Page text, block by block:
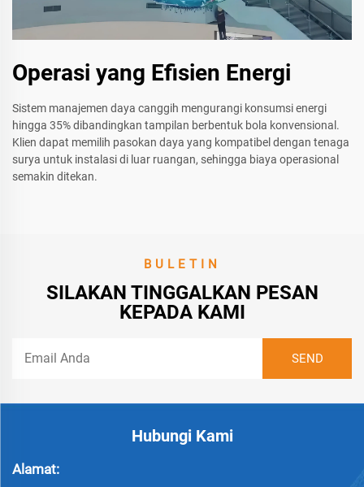
Operasi yang Efisien Energi
Sistem manajemen daya canggih mengurangi konsumsi energi
hingga 35% dibandingkan tampilan berbentuk bola konvensional.
Klien dapat memilih pasokan daya yang kompatibel dengan tenaga
surya untuk instalasi di luar ruangan, sehingga biaya operasional
semakin ditekan.
BULETIN
SILAKAN TINGGALKAN PESAN
KEPADA KAMI
Hubungi Kami
Alamat: